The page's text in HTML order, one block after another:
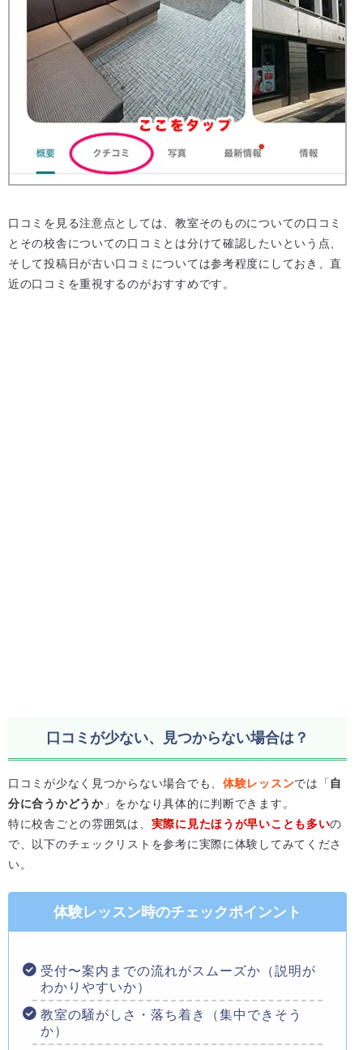
口コミを見る注意点としては、教室そのものについての口コミ
とその校舎についての口コミとは分けて確認したいという点、
そして投稿日が古い口コミについては参考程度にしておき、直
近の口コミを重視するのがおすすめです。
口コミが少ない、見つからない場合は？
口コミが少なく見つからない場合でも、 体験レッスンでは「 自
分に合うかどうか」をかなり具体的に判断できます。
特に校舎ごとの雰囲気は、 実際に見たほうが早いことも多いの
で、以下のチェックリストを参考に実際に体験してみてくださ
い。
体験レッスン時のチェックポインント
受付〜案内までの流れがスムーズか（説明が
わかりやすいか）
教室の騒がしさ・落ち着き（集中できそう
か）